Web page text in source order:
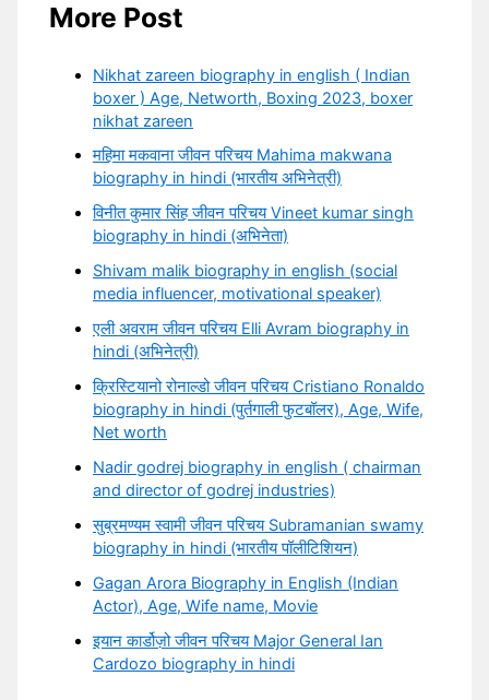
More Post
Nikhat zareen biography in english ( Indian
boxer ) Age, Networth, Boxing 2023, boxer
nikhat zareen
महिमा मकवाना जीवन परिचय Mahima makwana
biography in hindi (भारतीय अभिनेत्री)
विनीत कुमार सिंह जीवन परिचय Vineet kumar singh
biography in hindi (अभिनेता)
Shivam malik biography in english (social
media influencer, motivational speaker)
एली अवराम जीवन परिचय Elli Avram biography in
hindi (अभिनेत्री)
क्रिस्टियानो रोनाल्डो जीवन परिचय Cristiano Ronaldo
biography in hindi (पुर्तगाली फुटबॉलर), Age, Wife,
Net worth
Nadir godrej biography in english ( chairman
and director of godrej industries)
सुब्रमण्यम स्वामी जीवन परिचय Subramanian swamy
biography in hindi (भारतीय पॉलीटिशियन)
Gagan Arora Biography in English (Indian
Actor), Age, Wife name, Movie
इयान कार्डोज़ो जीवन परिचय Major General Ian
Cardozo biography in hindi